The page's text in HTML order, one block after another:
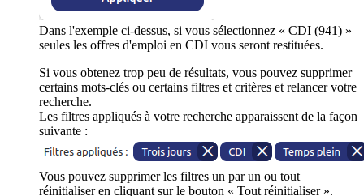
Dans l'exemple ci-dessus, si vous sélectionnez « CDI (941) »
seules les offres d'emploi en CDI vous seront restituées.
Si vous obtenez trop peu de résultats, vous pouvez supprimer
certains mots-clés ou certains filtres et critères et relancer votre
recherche.
Les filtres appliqués à votre recherche apparaissent de la façon
suivante :
Vous pouvez supprimer les filtres un par un ou tout
réinitialiser en cliquant sur le bouton « Tout réinitialiser ».